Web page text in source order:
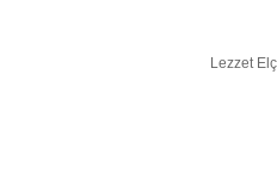
Lezzet